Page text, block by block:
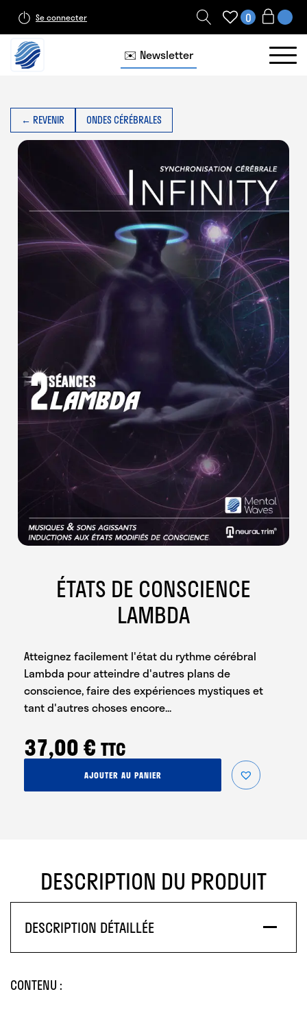
Se connecter 0
✉️ Newsletter
← REVENIR ONDES CÉRÉBRALES
ÉTATS DE CONSCIENCE
LAMBDA
Atteignez facilement l'état du rythme cérébral
Lambda pour atteindre d'autres plans de
conscience, faire des expériences mystiques et
tant d'autres choses encore...
37,00€ TTC
AJOUTER AU PANIER
DESCRIPTION DU PRODUIT
DESCRIPTION DÉTAILLÉE
CONTENU :